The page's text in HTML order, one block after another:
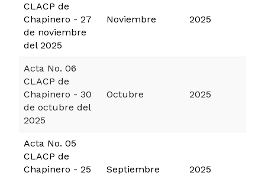
CLACP de
Chapinero - 27
de noviembre
del 2025
Noviembre 2025
Acta No. 06
CLACP de
Chapinero - 30
de octubre del
2025
Octubre 2025
Acta No. 05
CLACP de
Chapinero - 25
Septiembre 2025